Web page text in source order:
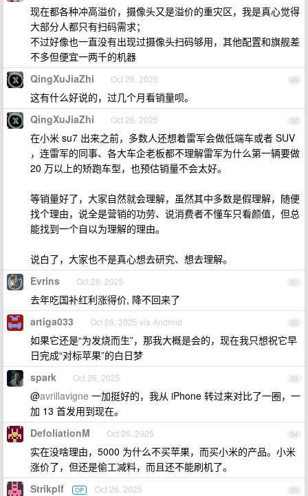
现在都各种冲高溢价，摄像头又是溢价的重灾区，我是真心觉得
大部分人都只有扫码需求；
不过好像也一直没有出现过摄像头扫码够用，其他配置和旗舰差
不多但便宜一两千的机器
49
QingXuJiaZhi Oct 26, 2025
这有什么好说的，过几个月看销量呗。
50
QingXuJiaZhi Oct 26, 2025
在小米 su7 出来之前，多数人还想着雷军会做低端车或者 SUV
，连雷军的同事、各大车企老板都不理解雷军为什么第一辆要做
20 万以上的矫跑车型，也预估销量不会太好。
等销量好了，大家自然就会理解，虽然其中多数是假理解，随便
找个理由，说全是营销的功劳、说消费者不懂车只看颜值，但总
能找到一个自以为理解的理由。
说白了，大家也不是真心想去研究、想去理解。
51
Evrins Oct 26, 2025
去年吃国补红利涨得价, 降不回来了
52
artiga033 Oct 26, 2025 via Android
如果它还是“为发烧而生”，那我大概是会的，现在我只想祝它早
日完成“对标苹果”的白日梦
53
spark Oct 26, 2025
@avrillavigne 一加挺好的，我从 iPhone 转过来对比了一圈，一
加 13 首发用到现在。
54
DefoliationM Oct 26, 2025
实在没啥理由，5000 为什么不买苹果，而买小米的产品。小米
涨价了，但还是偷工减料，而且还不能刷机了。
55
Strikplf OP Oct 26, 2025